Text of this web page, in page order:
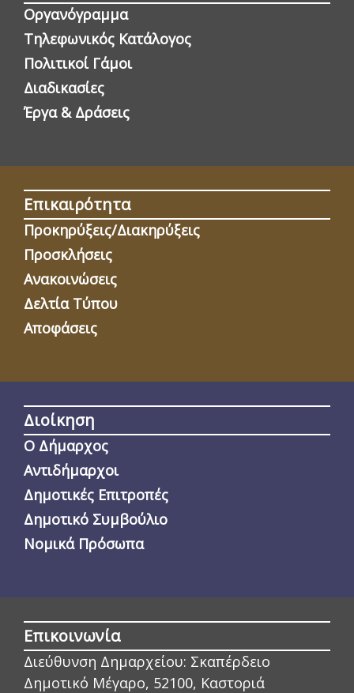
Οργανόγραμμα
Τηλεφωνικός Κατάλογος
Πολιτικοί Γάμοι
Διαδικασίες
Έργα & Δράσεις
Επικαιρότητα
Προκηρύξεις/Διακηρύξεις
Προσκλήσεις
Ανακοινώσεις
Δελτία Τύπου
Αποφάσεις
Διοίκηση
Ο Δήμαρχος
Αντιδήμαρχοι
Δημοτικές Επιτροπές
Δημοτικό Συμβούλιο
Νομικά Πρόσωπα
Επικοινωνία
Διεύθυνση Δημαρχείου: Σκαπέρδειο
Δημοτικό Μέγαρο, 52100, Καστοριά